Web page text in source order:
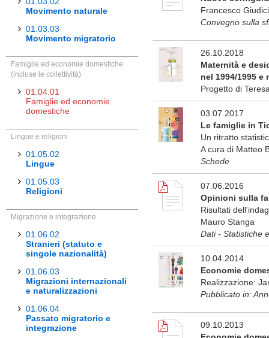
Movimento naturale
01.03.03
Movimento migratorio
Famiglie ed economie domestiche
(incluse le collettività)
01.04.01
Famiglie ed economie
domestiche
Lingue e religioni
01.05.02
Lingue
01.05.03
Religioni
Migrazione e integrazione
01.06.02
Stranieri (statuto e
singole nazionalità)
01.06.03
Migrazioni internazionali
e naturalizzazioni
01.06.04
Passato migratorio e
integrazione
Francesco Giudici
Convegno sulla
26.10.2018
Maternità e
nel 1994/1995 e
Progetto di
03.07.2017
Le famiglie in
Un ritratto
A cura di Matteo
Schede
07.06.2016
Opinioni sulla
Risultati
Mauro Stanga
Dati - Statistiche
10.04.2014
Economie
Realizzazione:
Pubblicato in:
09.10.2013